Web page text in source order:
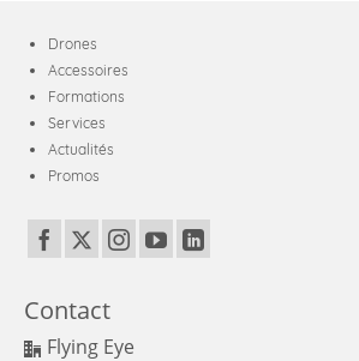
Drones
Accessoires
Formations
Services
Actualités
Promos
Contact
Flying Eye